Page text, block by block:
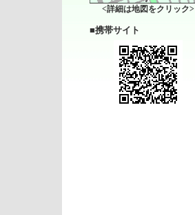
<詳細は地図をクリック>
■携帯サイト